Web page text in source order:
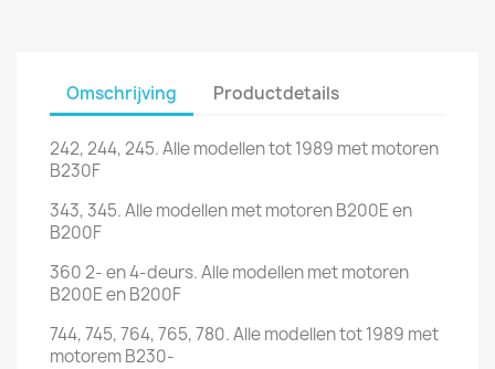
Omschrijving Productdetails
242, 244, 245. Alle modellen tot 1989 met motoren
B230F
343, 345. Alle modellen met motoren B200E en
B200F
360 2- en 4-deurs. Alle modellen met motoren
B200E en B200F
744, 745, 764, 765, 780. Alle modellen tot 1989 met
motorem B230-